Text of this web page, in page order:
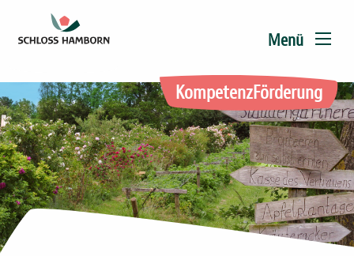
Inhalt
Menü
KompetenzFörderung